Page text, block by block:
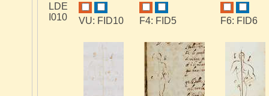
LDE
I010
VU: FID10 F4: FID5 F6: FID6